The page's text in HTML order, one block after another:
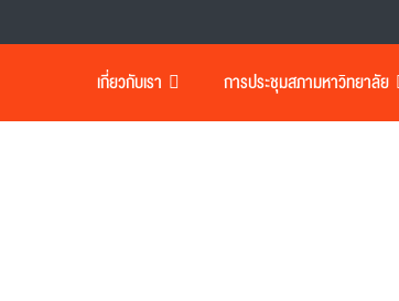
เกี่ยวกับเรา การประชุมสภามหาวิทยาลัย